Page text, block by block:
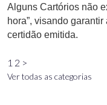
Alguns Cartórios não
hora”, visando
certidão emitida.
1 2 >
Ver todas as categorias